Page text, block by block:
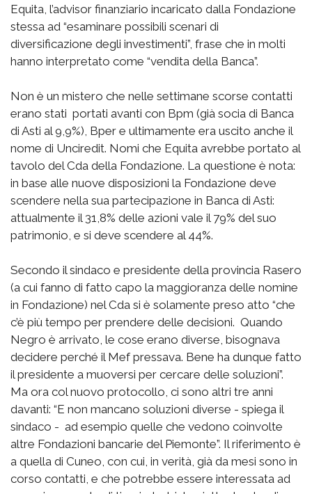
Equita, l’advisor finanziario incaricato dalla Fondazione
stessa ad “esaminare possibili scenari di
diversificazione degli investimenti”, frase che in molti
hanno interpretato come “vendita della Banca”.
Non è un mistero che nelle settimane scorse contatti
erano stati portati avanti con Bpm (già socia di Banca
di Asti al 9,9%), Bper e ultimamente era uscito anche il
nome di Unciredit. Nomi che Equita avrebbe portato al
tavolo del Cda della Fondazione. La questione è nota:
in base alle nuove disposizioni la Fondazione deve
scendere nella sua partecipazione in Banca di Asti:
attualmente il 31,8% delle azioni vale il 79% del suo
patrimonio, e si deve scendere al 44%.
Secondo il sindaco e presidente della provincia Rasero
(a cui fanno di fatto capo la maggioranza delle nomine
in Fondazione) nel Cda si è solamente preso atto “che
c’è più tempo per prendere delle decisioni. Quando
Negro è arrivato, le cose erano diverse, bisognava
decidere perché il Mef pressava. Bene ha dunque fatto
il presidente a muoversi per cercare delle soluzioni”.
Ma ora col nuovo protocollo, ci sono altri tre anni
davanti: “E non mancano soluzioni diverse - spiega il
sindaco - ad esempio quelle che vedono coinvolte
altre Fondazioni bancarie del Piemonte”. Il riferimento è
a quella di Cuneo, con cui, in verità, già da mesi sono in
corso contatti, e che potrebbe essere interessata ad